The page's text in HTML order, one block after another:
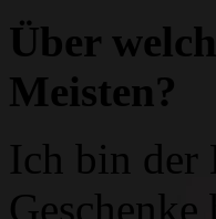
Über
Meisten?
Ich bin der